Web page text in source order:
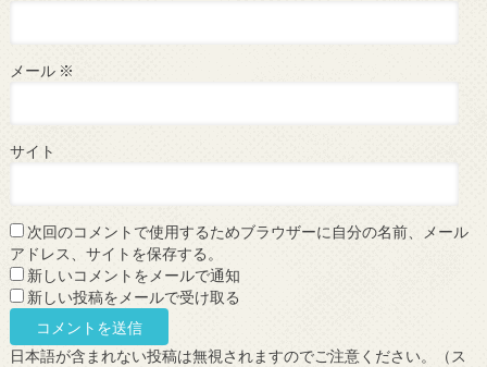
メール ※
サイト
次回のコメントで使用するためブラウザーに自分の名前、メール
アドレス、サイトを保存する。
新しいコメントをメールで通知
新しい投稿をメールで受け取る
日本語が含まれない投稿は無視されますのでご注意ください。（ス